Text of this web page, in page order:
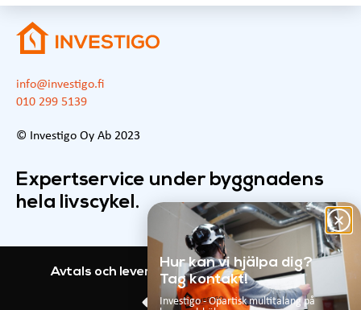
info@investigo.fi
010 299 5139
© Investigo Oy Ab 2023
Expertservice under byggnadens
hela livscykel.
Avtals och leveransvillkorInvestigo GDPR
Hur kan vi hjälpa dig?
Tag kontakt!
Investigo - Opartisk multitalang på